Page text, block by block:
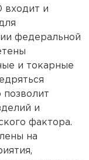
входит и
федеральной
и токарные
позволит
и
фактора.
на